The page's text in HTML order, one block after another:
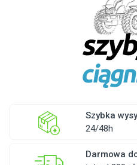
Szybka
24/48h
Darmowa